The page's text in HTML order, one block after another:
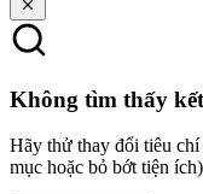
Không tìm thấy
Hãy thử thay đổi tiêu
mục hoặc bỏ bớt tiện